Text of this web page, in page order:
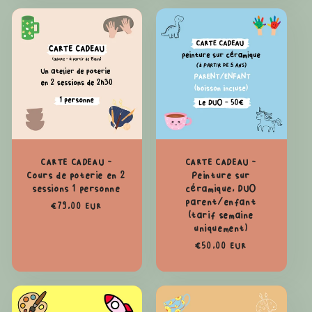
CARTE CADEAU -
Cours de poterie en 2
sessions 1 personne
Prix
€79,00 EUR
CARTE CADEAU -
Peinture sur
céramique, DUO
parent/enfant
(tarif semaine
uniquement)
Prix
€50,00 EUR